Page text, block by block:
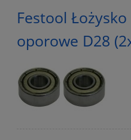
Festool
oporowe D28